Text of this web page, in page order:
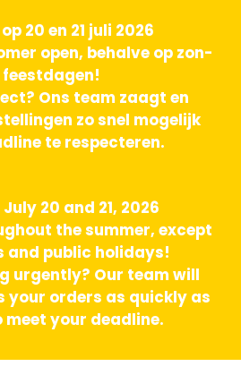
20 en 21 juli 2026
open, behalve op zon-
feestdagen!
Ons team zaagt en
zo snel mogelijk
te respecteren.
20 and 21, 2026
the summer, except
and public holidays!
urgently? Our team will
your orders as quickly as
meet your deadline.